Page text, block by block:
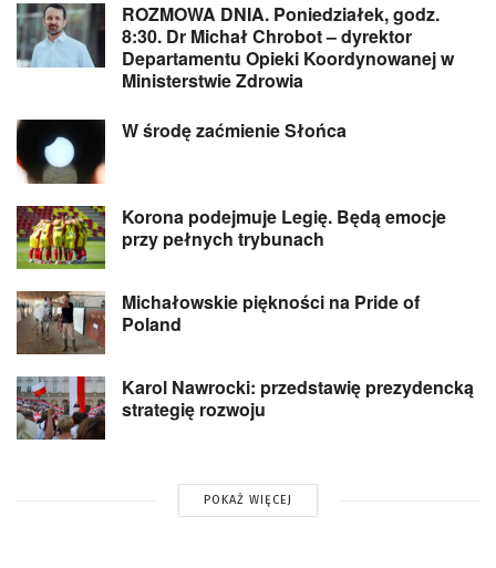
ROZMOWA DNIA. Poniedziałek, godz.
8:30. Dr Michał Chrobot – dyrektor
Departamentu Opieki Koordynowanej w
Ministerstwie Zdrowia
W środę zaćmienie Słońca
Korona podejmuje Legię. Będą emocje
przy pełnych trybunach
Michałowskie piękności na Pride of
Poland
Karol Nawrocki: przedstawię prezydencką
strategię rozwoju
POKAŻ WIĘCEJ